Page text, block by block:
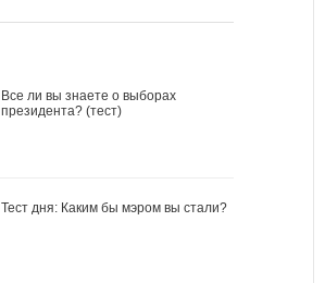
Все ли вы знаете о выборах
президента? (тест)
Тест дня: Каким бы мэром вы стали?